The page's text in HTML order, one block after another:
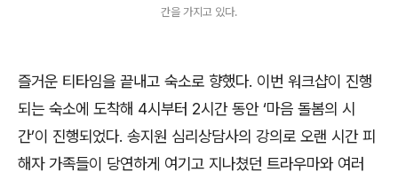
간을 가지고 있다.
즐거운 티타임을 끝내고 숙소로 향했다. 이번 워크샵이 진행
되는 숙소에 도착해 4시부터 2시간 동안 ‘마음 돌봄의 시
간’이 진행되었다. 송지원 심리상담사의 강의로 오랜 시간 피
해자 가족들이 당연하게 여기고 지나쳤던 트라우마와 여러